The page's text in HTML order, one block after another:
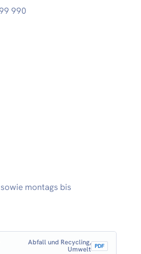
990
montags bis
Abfall und Recycling,
Umwelt PDF